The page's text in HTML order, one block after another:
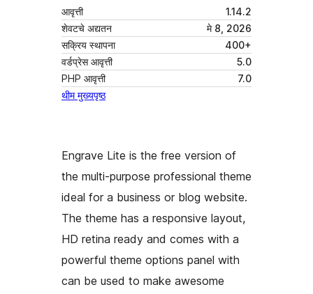
आवृत्ती
1.14.2
शेवटचे अद्यतन
मे 8, 2026
सक्रिय स्थापना
400+
वर्डप्रेस आवृत्ती
5.0
PHP आवृत्ती
7.0
थीम मुख्यपृष्ठ
Engrave Lite is the free version of
the multi-purpose professional theme
ideal for a business or blog website.
The theme has a responsive layout,
HD retina ready and comes with a
powerful theme options panel with
can be used to make awesome